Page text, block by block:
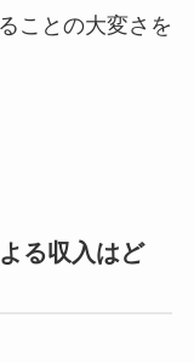
る収入はど